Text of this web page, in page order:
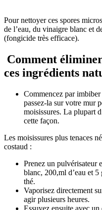
Pour nettoyer ces spores
de l’eau, du vinaigre blanc et
(fongicide très efficace).
Comment
ces ingrédients
Commencez par
passez-la sur votre mur
moisissures. La plupart
cette façon.
Les moisissures plus tenaces
costaud :
Prenez un pulvérisateur
blanc, 200,ml d’eau et 5
thé.
Vaporisez directement
agir plusieurs heures.
Essuyez ensuite avec